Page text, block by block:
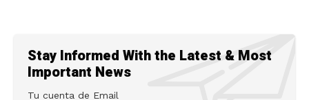
Stay Informed With the Latest & Most
Important News